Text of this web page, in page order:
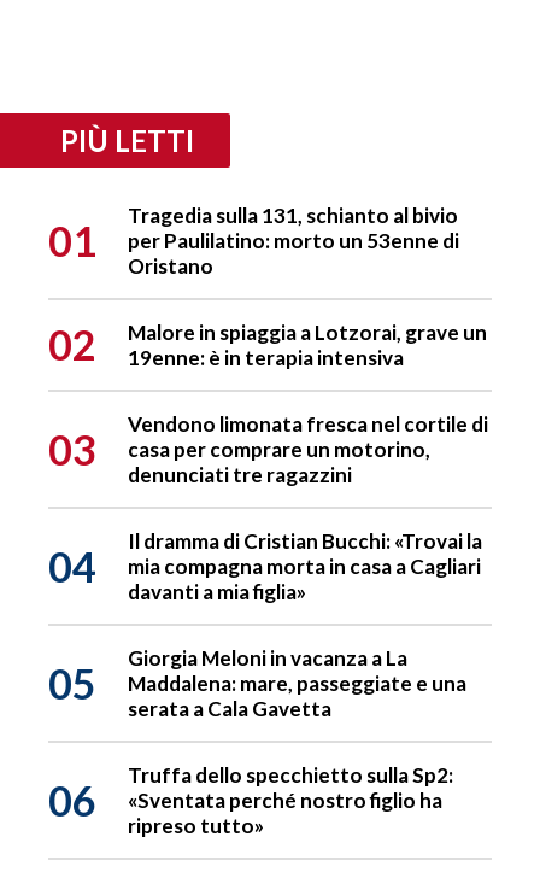
PIÙ LETTI
01
Tragedia sulla 131, schianto al bivio
per Paulilatino: morto un 53enne di
Oristano
02
Malore in spiaggia a Lotzorai, grave un
19enne: è in terapia intensiva
03
Vendono limonata fresca nel cortile di
casa per comprare un motorino,
denunciati tre ragazzini
04
Il dramma di Cristian Bucchi: «Trovai la
mia compagna morta in casa a Cagliari
davanti a mia figlia»
05
Giorgia Meloni in vacanza a La
Maddalena: mare, passeggiate e una
serata a Cala Gavetta
06
Truffa dello specchietto sulla Sp2:
«Sventata perché nostro figlio ha
ripreso tutto»